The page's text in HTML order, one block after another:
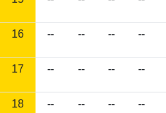
16 -- -- -- --
17 -- -- -- --
18 -- -- -- --